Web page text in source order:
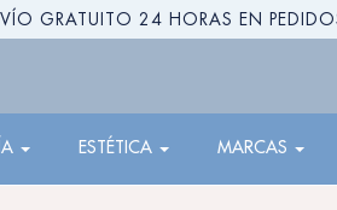
GRATUITO 24 HORAS EN
ESTÉTICA MARCAS